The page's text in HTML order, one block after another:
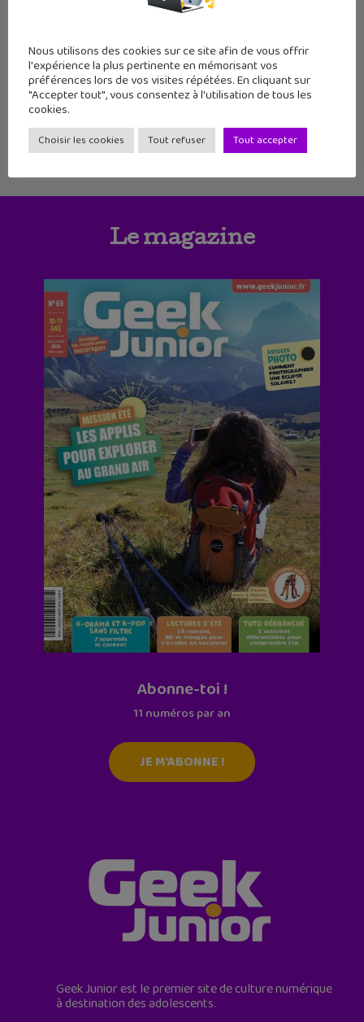
17 18 19 20 21 22
Le magazine
Abonne-toi !
11 numéros par an
JE M'ABONNE !
Geek Junior est le premier site de culture numérique
à destination des adolescents.
Nous utilisons des cookies sur ce site afin de vous offrir
l'expérience la plus pertinente en mémorisant vos
préférences lors de vos visites répétées. En cliquant sur
"Accepter tout", vous consentez à l'utilisation de tous les
cookies.
Choisir les cookies Tout refuser Tout accepter